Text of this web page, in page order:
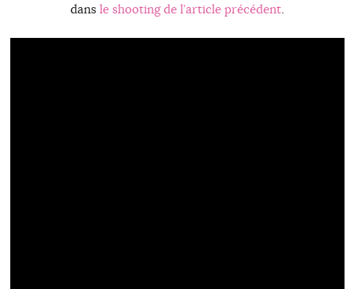
dans le shooting de l’article précédent.